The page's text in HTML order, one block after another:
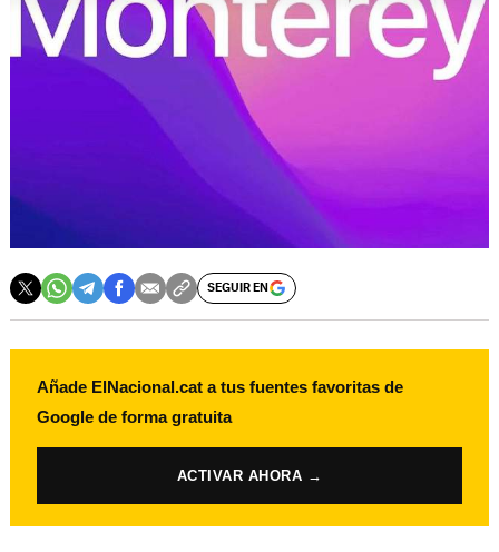
SEGUIR EN
Añade ElNacional.cat a tus fuentes favoritas de
Google de forma gratuita
ACTIVAR AHORA →